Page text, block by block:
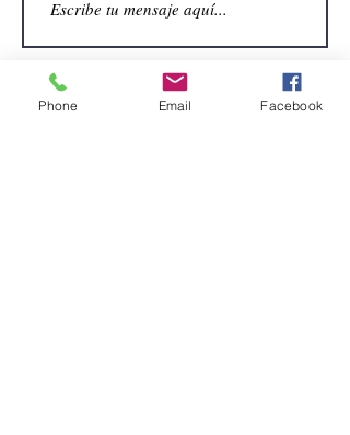
Enviar
Phone Email Facebook